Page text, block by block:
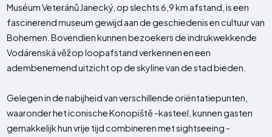
Muséum Veteránů Janecký, op slechts 6,9 km afstand, is een
fascinerend museum gewijd aan de geschiedenis en cultuur van
Bohemen. Bovendien kunnen bezoekers de indrukwekkende
Vodárenská věž op loopafstand verkennen en een
adembenemend uitzicht op de skyline van de stad bieden.
Gelegen in de nabijheid van verschillende oriëntatiepunten,
waaronder het iconische Konopiště -kasteel, kunnen gasten
gemakkelijk hun vrije tijd combineren met sightseeing -